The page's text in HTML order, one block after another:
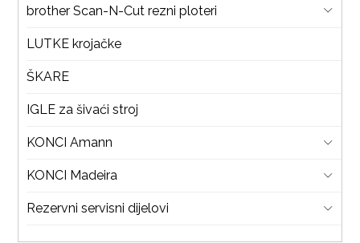
brother Scan-N-Cut rezni ploteri
LUTKE krojačke
ŠKARE
IGLE za šivaći stroj
KONCI Amann
KONCI Madeira
Rezervni servisni dijelovi